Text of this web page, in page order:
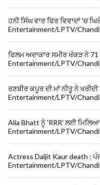
ਹਨੀ ਸਿੰਘ ਵਾਰ ਫਿਰ ਵਿਵਾਦਾਂ 'ਚ
Entertainment/LPTV/
ਫਿਲਮ ਅਦਾਕਾਰ ਸਮੀਰ ਖੱਕੜ ਨੇ 71
Entertainment/LPTV/
ਰਣਬੀਰ ਕਪੂਰ ਦੀ ਮਾਂ ਨੀਤੂ ਨੇ
Entertainment/LPTV/
Alia Bhatt ਨੂੰ 'RRR' ਲਈ
Entertainment/LPTV/
Actress Daljit Kaur death :
Entertainment/LPTV/